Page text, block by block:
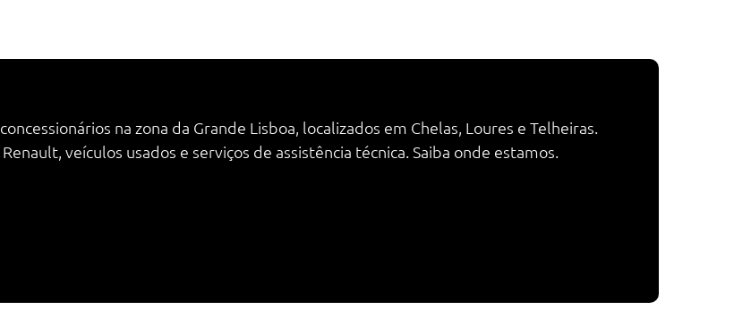
na zona da Grande Lisboa, localizados em Chelas, Loures e Telheiras.
veículos usados e serviços de assistência técnica. Saiba onde estamos.